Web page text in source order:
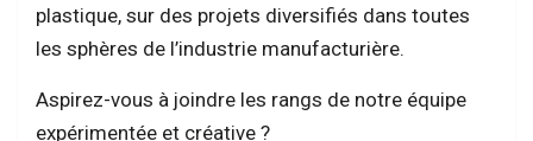
plastique, sur des projets diversifiés dans toutes
les sphères de l’industrie manufacturière.
Aspirez-vous à joindre les rangs de notre équipe
expérimentée et créative ?